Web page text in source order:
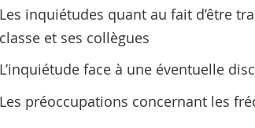
Les inquiétudes quant au fait d’être
classe et ses collègues
L’inquiétude face à une éventuelle
Les préoccupations concernant les